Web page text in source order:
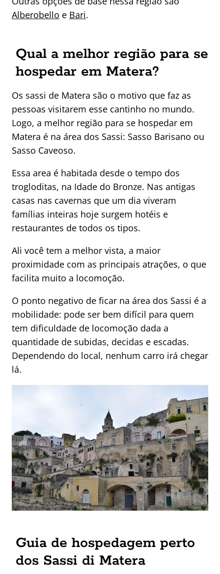
Alberobello e Bari.
Qual a melhor região para se
hospedar em Matera?
Os sassi de Matera são o motivo que faz as
pessoas visitarem esse cantinho no mundo.
Logo, a melhor região para se hospedar em
Matera é na área dos Sassi: Sasso Barisano ou
Sasso Caveoso.
Essa area é habitada desde o tempo dos
trogloditas, na Idade do Bronze. Nas antigas
casas nas cavernas que um dia viveram
famílias inteiras hoje surgem hotéis e
restaurantes de todos os tipos.
Ali você tem a melhor vista, a maior
proximidade com as principais atrações, o que
facilita muito a locomoção.
O ponto negativo de ficar na área dos Sassi é a
mobilidade: pode ser bem difícil para quem
tem dificuldade de locomoção dada a
quantidade de subidas, decidas e escadas.
Dependendo do local, nenhum carro irá chegar
lá.
Guia de hospedagem perto
dos Sassi di Matera